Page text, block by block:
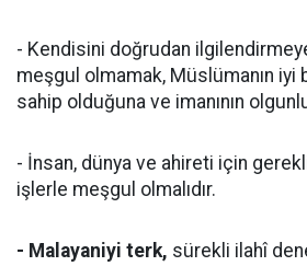
- Kendisini doğrudan
meşgul olmamak, Müslümanın
sahip olduğuna ve imanının
- İnsan, dünya ve ahireti için
işlerle meşgul olmalıdır.
- Malayaniyi terk, sürekli ilahî